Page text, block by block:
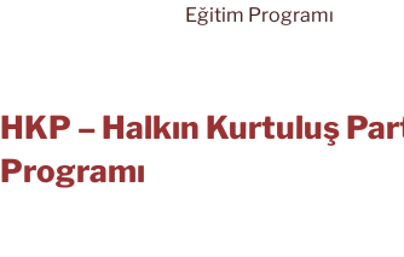
Eğitim Programı
HKP – Halkın Kurtuluş
Programı